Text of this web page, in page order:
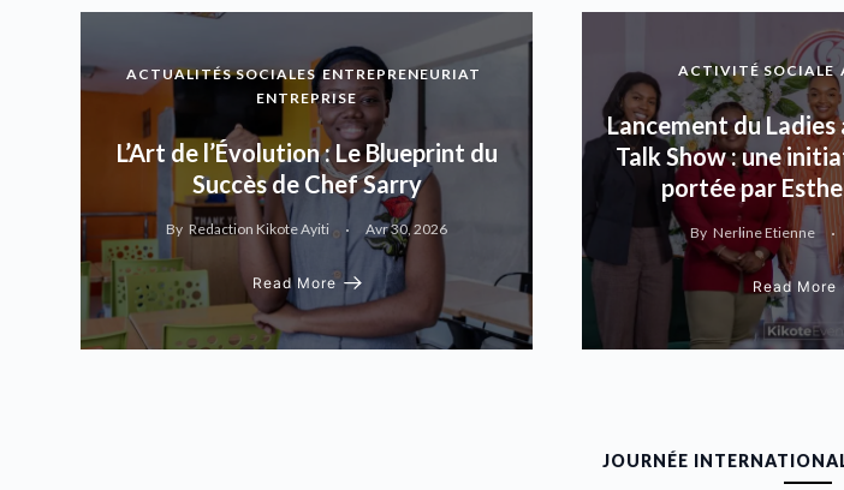
ACTUALITÉS SOCIALES ENTREPRENEURIAT
ENTREPRISE
L’Art de l’Évolution : Le Blueprint du
Succès de Chef Sarry
By Redaction Kikote Ayiti Avr 30, 2026
Read More
ACTIVITÉ SOCIALE
Lancement du
Talk Show : une
portée par
By Nerline Etienne
Read More
JOURNÉE